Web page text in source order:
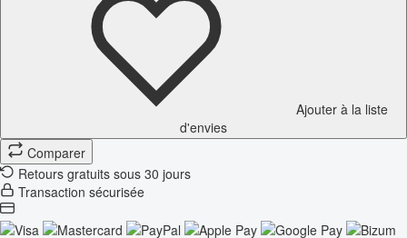
Ajouter à la liste
d'envies
Comparer
Retours gratuits sous 30 jours
Transaction sécurisée